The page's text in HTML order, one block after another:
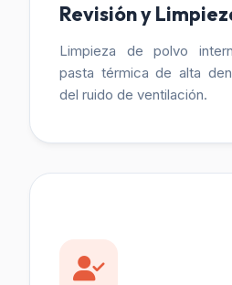
Revisión y
Limpieza de polvo
pasta térmica de alta
del ruido de ventilación.